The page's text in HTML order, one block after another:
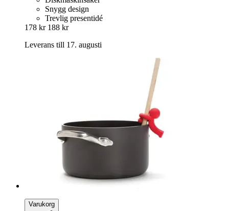
Snygg design
Trevlig presentidé
178 kr 188 kr
Leverans till 17. augusti
Varukorg